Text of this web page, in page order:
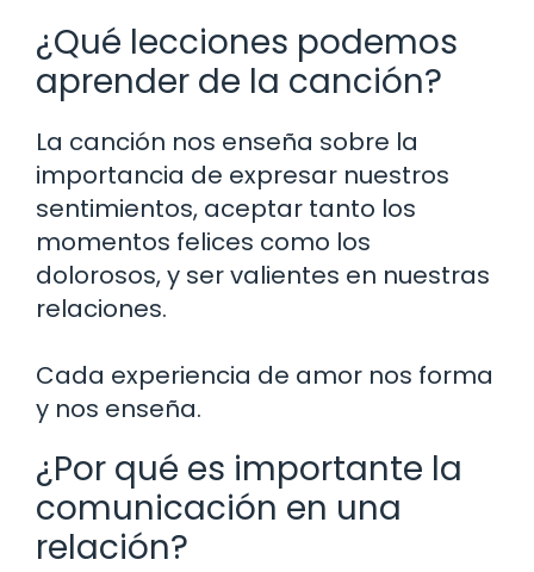
¿Qué lecciones podemos
aprender de la canción?
La canción nos enseña sobre la
importancia de expresar nuestros
sentimientos, aceptar tanto los
momentos felices como los
dolorosos, y ser valientes en nuestras
relaciones.
Cada experiencia de amor nos forma
y nos enseña.
¿Por qué es importante la
comunicación en una
relación?